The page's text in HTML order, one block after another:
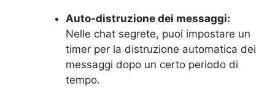
Auto-distruzione dei messaggi:
Nelle chat segrete, puoi impostare un
timer per la distruzione automatica dei
messaggi dopo un certo periodo di
tempo.